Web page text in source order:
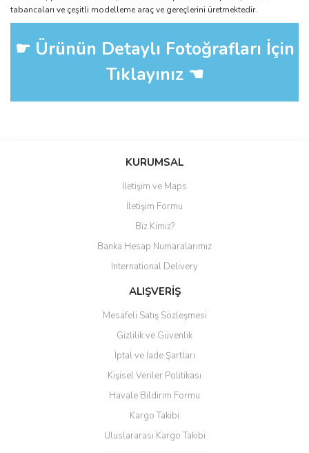
tabancaları ve çeşitli modelleme araç ve gereçlerini üretmektedir.
☛ Ürünün Detaylı Fotoğrafları İçin
Tıklayınız ☚
Bu ürüne ilk yorumu siz yapın!
Yorum Yaz
KURUMSAL
İletişim ve Maps
İletişim Formu
Biz Kimiz?
Banka Hesap Numaralarımız
International Delivery
ALIŞVERİŞ
Mesafeli Satış Sözleşmesi
Gizlilik ve Güvenlik
İptal ve İade Şartları
Kişisel Veriler Politikası
Havale Bildirim Formu
Kargo Takibi
Uluslararası Kargo Takibi